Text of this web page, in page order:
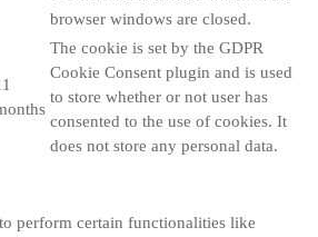
browser windows are closed.
The cookie is set by the GDPR
Cookie Consent plugin and is used
to store whether or not user has
consented to the use of cookies. It
does not store any personal data.
perform certain functionalities like